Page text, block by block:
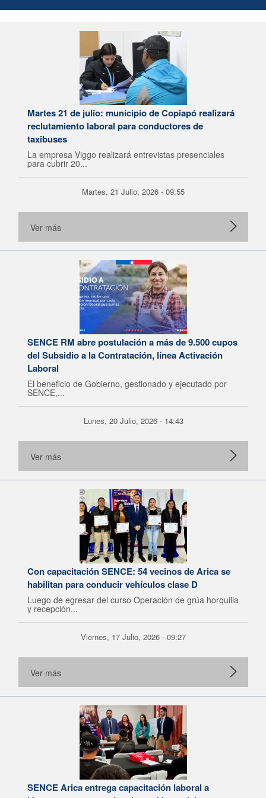
Martes 21 de julio: municipio de Copiapó realizará
reclutamiento laboral para conductores de
taxibuses
La empresa Viggo realizará entrevistas presenciales
para cubrir 20...
Martes, 21 Julio, 2026 - 09:55
Ver más
SENCE RM abre postulación a más de 9.500 cupos
del Subsidio a la Contratación, línea Activación
Laboral
El beneficio de Gobierno, gestionado y ejecutado por
SENCE,...
Lunes, 20 Julio, 2026 - 14:43
Ver más
Con capacitación SENCE: 54 vecinos de Arica se
habilitan para conducir vehículos clase D
Luego de egresar del curso Operación de grúa horquilla
y recepción...
Viernes, 17 Julio, 2026 - 09:27
Ver más
SENCE Arica entrega capacitación laboral a